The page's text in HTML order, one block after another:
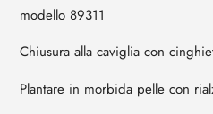
modello 89311
Chiusura alla caviglia con
Plantare in morbida pelle con